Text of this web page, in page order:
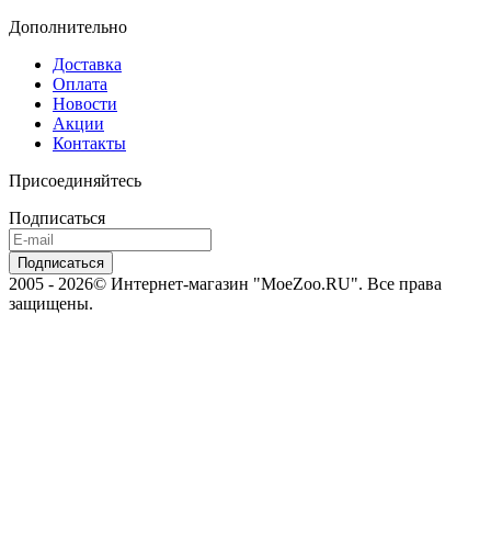
Дополнительно
Доставка
Оплата
Новости
Акции
Контакты
Присоединяйтесь
Подписаться
2005 - 2026© Интернет-магазин "MoeZoo.RU". Все права
защищены.